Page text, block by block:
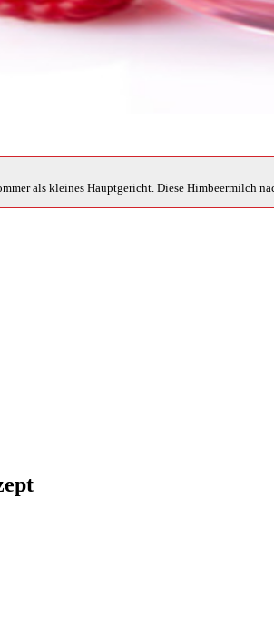
als kleines Hauptgericht. Diese Himbeermilch
ansehen